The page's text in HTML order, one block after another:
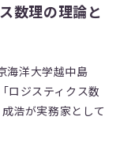
数理の理論と
海洋大学越中島
ロジスティクス数
浩が実務家として